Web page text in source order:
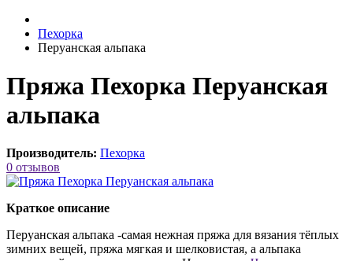
Пехорка
Перуанская альпака
Пряжа Пехорка Перуанская
альпака
Производитель: Пехорка
0 отзывов
Краткое описание
Перуанская альпака -самая нежная пряжа для вязания тёплых
зимних вещей, пряжа мягкая и шелковистая, а альпака